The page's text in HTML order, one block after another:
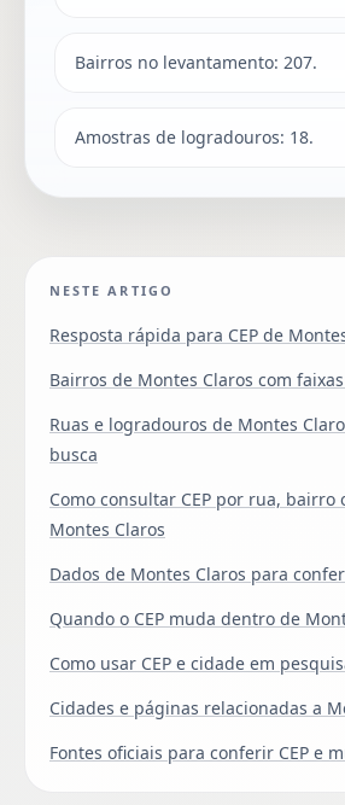
Bairros no levantamento: 207.
Amostras de logradouros: 18.
NESTE ARTIGO
Resposta rápida para CEP de
Bairros de Montes Claros com faixas
Ruas e logradouros de Montes
busca
Como consultar CEP por rua,
Montes Claros
Dados de Montes Claros para
Quando o CEP muda dentro de
Como usar CEP e cidade em
Cidades e páginas relacionadas a
Fontes oficiais para conferir CEP e